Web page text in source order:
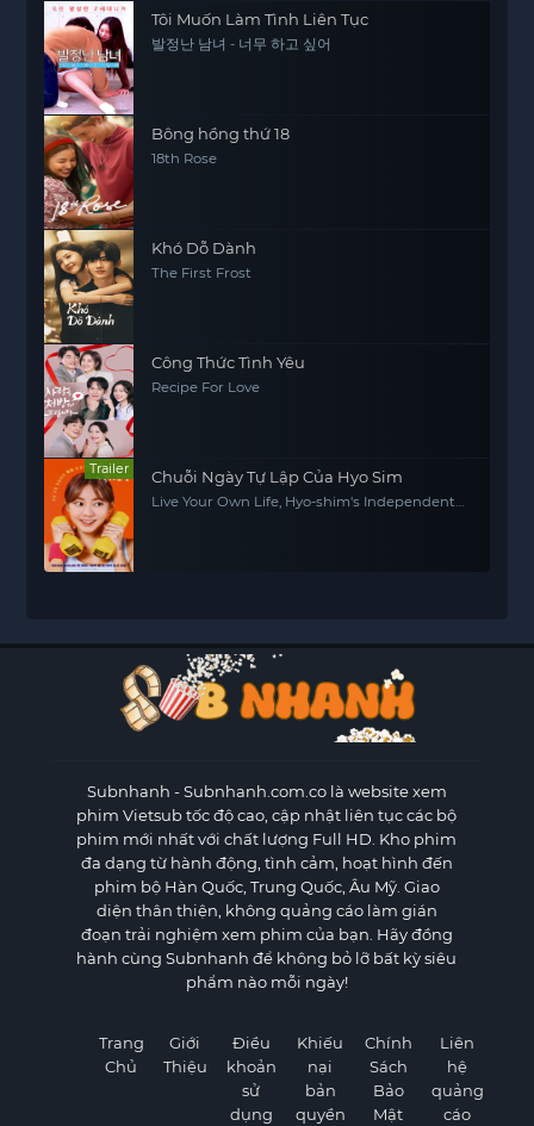
Tôi Muốn Làm Tình Liên Tục
발정난 남녀 - 너무 하고 싶어
Bông hồng thứ 18
18th Rose
Khó Dỗ Dành
The First Frost
Công Thức Tình Yêu
Recipe For Love
Trailer Chuỗi Ngày Tự Lập Của Hyo Sim
Live Your Own Life, Hyo-shim's Independent
Subnhanh - Subnhanh.com.co là website xem
phim Vietsub tốc độ cao, cập nhật liên tục các bộ
phim mới nhất với chất lượng Full HD. Kho phim
đa dạng từ hành động, tình cảm, hoạt hình đến
phim bộ Hàn Quốc, Trung Quốc, Âu Mỹ. Giao
diện thân thiện, không quảng cáo làm gián
đoạn trải nghiệm xem phim của bạn. Hãy đồng
hành cùng Subnhanh để không bỏ lỡ bất kỳ siêu
phẩm nào mỗi ngày!
Trang
Chủ
Giới
Thiệu
Điều
khoản
sử
dụng
Khiếu
nại
bản
quyền
Chính
Sách
Bảo
Mật
Liên
hệ
quảng
cáo